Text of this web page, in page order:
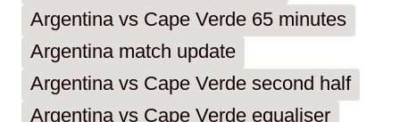
Argentina vs Cape Verde 65 minutes
Argentina match update
Argentina vs Cape Verde second half
Argentina vs Cape Verde equaliser